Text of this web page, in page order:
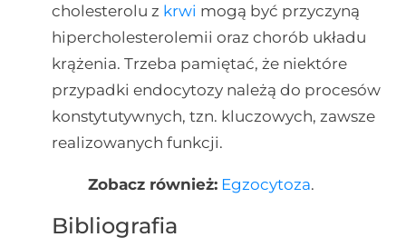
cholesterolu z krwi mogą być przyczyną
hipercholesterolemii oraz chorób układu
krążenia. Trzeba pamiętać, że niektóre
przypadki endocytozy należą do procesów
konstytutywnych, tzn. kluczowych, zawsze
realizowanych funkcji.
Zobacz również: Egzocytoza.
Bibliografia